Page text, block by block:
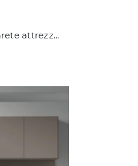
Clicca e scopri di più sulla parete attrezzata Living LV732 del marchio Giessegi: è la soluzione dalle linee moderne perfetta per te.